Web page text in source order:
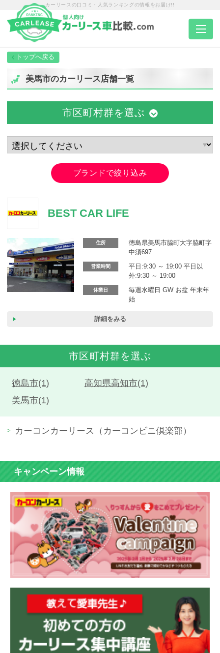
カーリースの口コミ・人気ランキングの情報をお届け!!
トップページ
エリア別ランキング
エリア別店舗一覧
お役立ち記事
美馬市のカーリース店舗一覧
市区町村群を選ぶ
ブランドで絞り込み
BEST CAR LIFE
住所
徳島県美馬市脇町大字脇町字
中須697
営業時間
平日:9:30 ～ 19:00 平日以
外:9:30 ～ 19:00
休業日
毎週水曜日 GW お盆 年末年
始
詳細をみる
市区町村群を選ぶ
徳島市(1)
高知県高知市(1)
美馬市(1)
カーコンカーリース（カーコンビニ倶楽部）
キャンペーン情報